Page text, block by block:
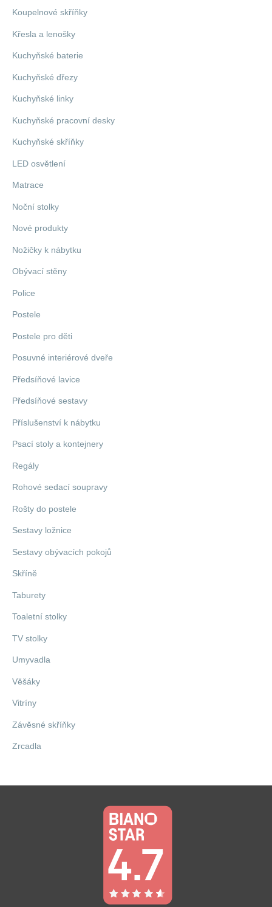
Koupelnové skříňky
Křesla a lenošky
Kuchyňské baterie
Kuchyňské dřezy
Kuchyňské linky
Kuchyňské pracovní desky
Kuchyňské skříňky
LED osvětlení
Matrace
Noční stolky
Nové produkty
Nožičky k nábytku
Obývací stěny
Police
Postele
Postele pro děti
Posuvné interiérové dveře
Předsíňové lavice
Předsíňové sestavy
Příslušenství k nábytku
Psací stoly a kontejnery
Regály
Rohové sedací soupravy
Rošty do postele
Sestavy ložnice
Sestavy obývacích pokojů
Skříně
Taburety
Toaletní stolky
TV stolky
Umyvadla
Věšáky
Vitríny
Závěsné skříňky
Zrcadla